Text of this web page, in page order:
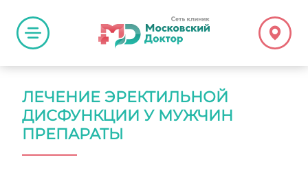
ЛЕЧЕНИЕ ЭРЕКТИЛЬНОЙ
ДИСФУНКЦИИ У МУЖЧИН
ПРЕПАРАТЫ